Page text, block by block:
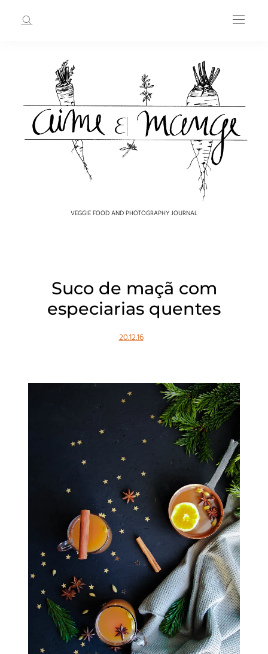
VEGGIE FOOD AND PHOTOGRAPHY JOURNAL
Suco de maçã com
especiarias quentes
20.12.16